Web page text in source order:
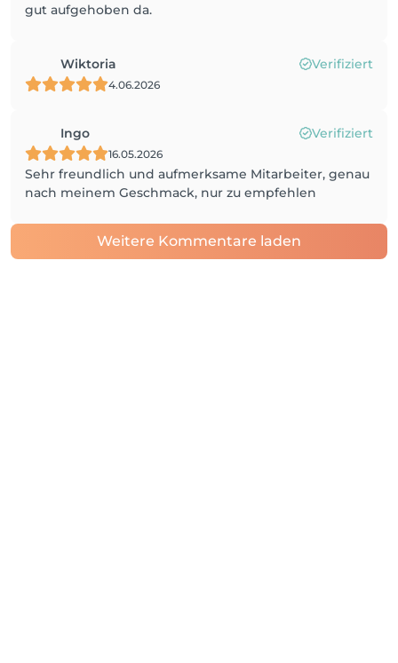
gut aufgehoben da.
Wiktoria Verifiziert
4.06.2026
Ingo Verifiziert
16.05.2026
Sehr freundlich und aufmerksame Mitarbeiter, genau
nach meinem Geschmack, nur zu empfehlen
Weitere Kommentare laden